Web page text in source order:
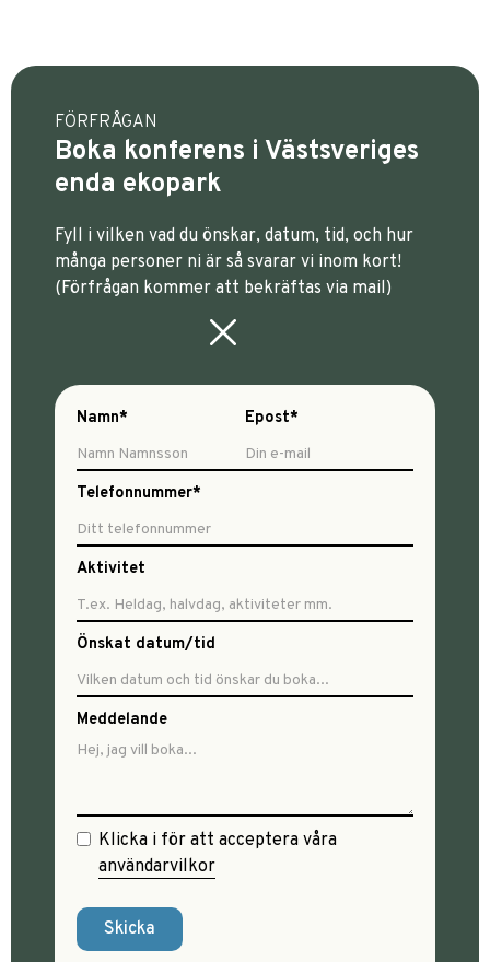
FÖRFRÅGAN
Boka konferens i Västsveriges
enda ekopark
Fyll i vilken vad du önskar, datum, tid, och hur
många personer ni är så svarar vi inom kort!
(Förfrågan kommer att bekräftas via mail)
Namn* Epost*
Telefonnummer*
Aktivitet
Önskat datum/tid
Meddelande
Klicka i för att acceptera våra
användarvilkor